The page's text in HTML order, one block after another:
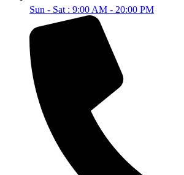
Sun - Sat : 9:00 AM - 20:00 PM